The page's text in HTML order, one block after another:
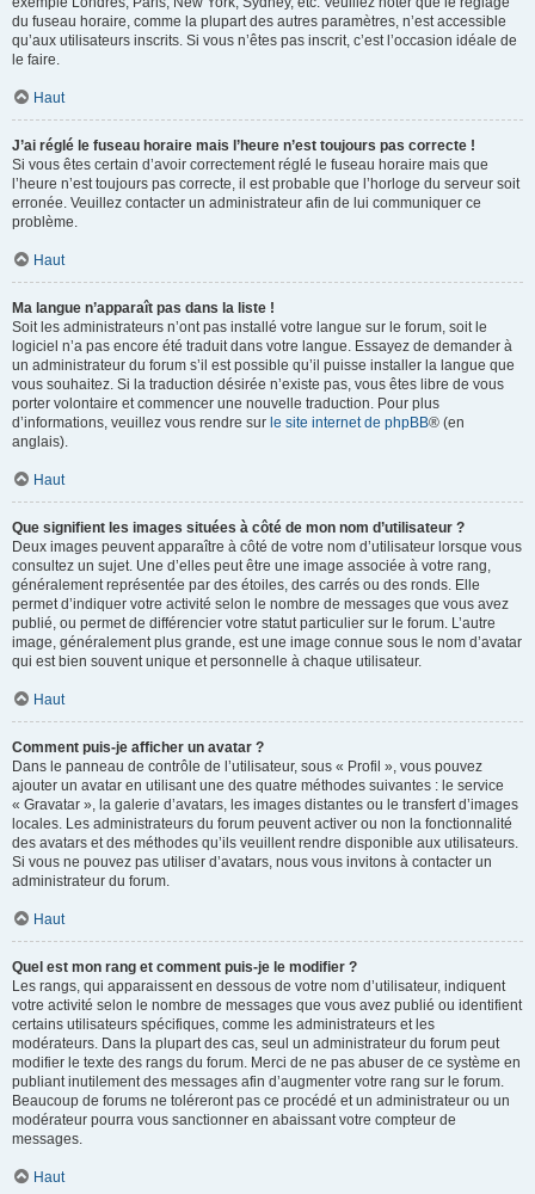
du fuseau horaire, comme la plupart des autres paramètres, n’est accessible
qu’aux utilisateurs inscrits. Si vous n’êtes pas inscrit, c’est l’occasion idéale de
le faire.
Haut
J’ai réglé le fuseau horaire mais l’heure n’est toujours pas correcte !
Si vous êtes certain d’avoir correctement réglé le fuseau horaire mais que
l’heure n’est toujours pas correcte, il est probable que l’horloge du serveur soit
erronée. Veuillez contacter un administrateur afin de lui communiquer ce
problème.
Haut
Ma langue n’apparaît pas dans la liste !
Soit les administrateurs n’ont pas installé votre langue sur le forum, soit le
logiciel n’a pas encore été traduit dans votre langue. Essayez de demander à
un administrateur du forum s’il est possible qu’il puisse installer la langue que
vous souhaitez. Si la traduction désirée n’existe pas, vous êtes libre de vous
porter volontaire et commencer une nouvelle traduction. Pour plus
d’informations, veuillez vous rendre sur le site internet de phpBB® (en
anglais).
Haut
Que signifient les images situées à côté de mon nom d’utilisateur ?
Deux images peuvent apparaître à côté de votre nom d’utilisateur lorsque vous
consultez un sujet. Une d’elles peut être une image associée à votre rang,
généralement représentée par des étoiles, des carrés ou des ronds. Elle
permet d’indiquer votre activité selon le nombre de messages que vous avez
publié, ou permet de différencier votre statut particulier sur le forum. L’autre
image, généralement plus grande, est une image connue sous le nom d’avatar
qui est bien souvent unique et personnelle à chaque utilisateur.
Haut
Comment puis-je afficher un avatar ?
Dans le panneau de contrôle de l’utilisateur, sous « Profil », vous pouvez
ajouter un avatar en utilisant une des quatre méthodes suivantes : le service
« Gravatar », la galerie d’avatars, les images distantes ou le transfert d’images
locales. Les administrateurs du forum peuvent activer ou non la fonctionnalité
des avatars et des méthodes qu’ils veuillent rendre disponible aux utilisateurs.
Si vous ne pouvez pas utiliser d’avatars, nous vous invitons à contacter un
administrateur du forum.
Haut
Quel est mon rang et comment puis-je le modifier ?
Les rangs, qui apparaissent en dessous de votre nom d’utilisateur, indiquent
votre activité selon le nombre de messages que vous avez publié ou identifient
certains utilisateurs spécifiques, comme les administrateurs et les
modérateurs. Dans la plupart des cas, seul un administrateur du forum peut
modifier le texte des rangs du forum. Merci de ne pas abuser de ce système en
publiant inutilement des messages afin d’augmenter votre rang sur le forum.
Beaucoup de forums ne toléreront pas ce procédé et un administrateur ou un
modérateur pourra vous sanctionner en abaissant votre compteur de
messages.
Haut